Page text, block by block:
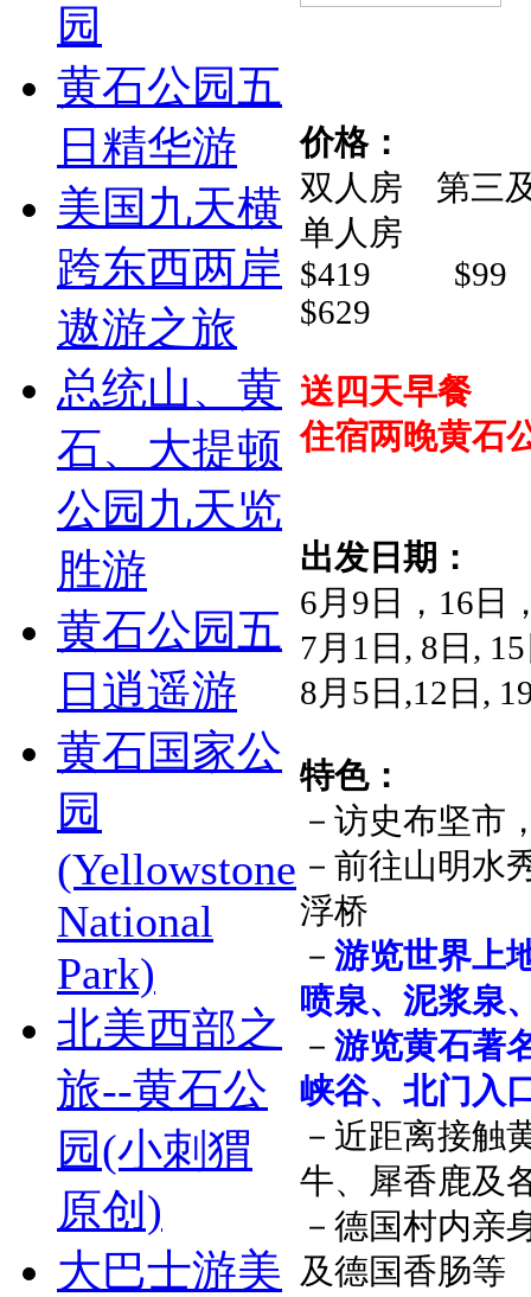
园
黄石公园五
日精华游
美国九天横
跨东西两岸
遨游之旅
总统山、黄
石、大提顿
公园九天览
胜游
黄石公园五
日逍遥游
黄石国家公
园
(Yellowstone
National
Park)
北美西部之
旅--黄石公
园(小刺猬
原创)
大巴士游美
价格：
双人房 第三
单人房
$629
送四天早餐
住宿两晚黄石
出发日期：
6月9日，16日
7月1日, 8日,
8月5日,12日,
特色：
－访史布坚市
－前往山明水
浮桥
－ 游览世界上
喷泉、泥浆泉
－ 游览黄石著
峡谷、北门入
－近距离接触
牛、犀香鹿及
－ 德国村内亲
及德国香肠等